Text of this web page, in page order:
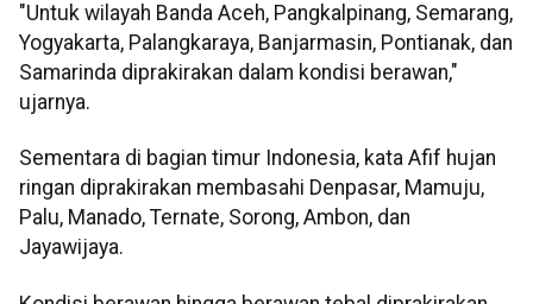
"Untuk wilayah Banda Aceh, Pangkalpinang, Semarang,
Yogyakarta, Palangkaraya, Banjarmasin, Pontianak, dan
Samarinda diprakirakan dalam kondisi berawan,"
ujarnya.
Sementara di bagian timur Indonesia, kata Afif hujan
ringan diprakirakan membasahi Denpasar, Mamuju,
Palu, Manado, Ternate, Sorong, Ambon, dan
Jayawijaya.